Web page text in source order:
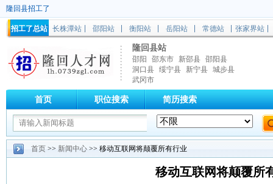
隆回县招工了
招工了总站 长株潭站 邵阳站 衡阳站 岳阳站 常德站 张家界站
隆回县站
邵阳 邵东市 新邵县 邵阳县
洞口县 绥宁县 新宁县 城步县
武冈市
首页 职位搜索 简历搜索
首页 >> 新闻中心 >> 移动互联网将颠覆所有行业
移动互联网将颠覆所